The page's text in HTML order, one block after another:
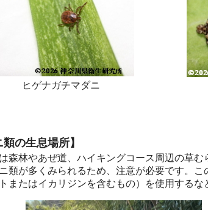
ヒゲナガチマダニ
類の生息場所】
森林やあぜ道、ハイキングコース周辺の草
類が多くみられるため、注意が必要です。
トまたはイカリジンを含むもの）を使用するな